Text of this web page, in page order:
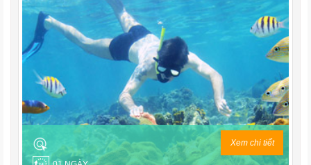
Xem chi tiết